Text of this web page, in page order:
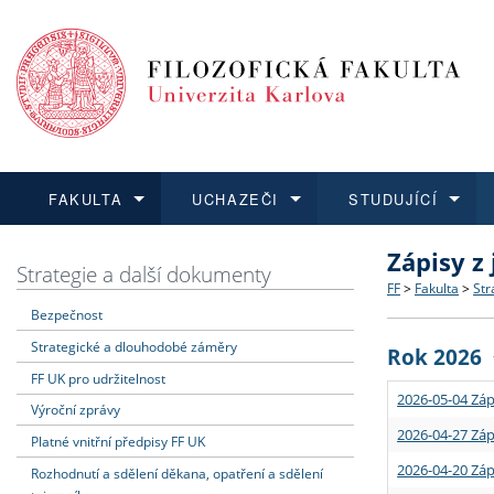
FAKULTA
Dozvědět se více
Struktura
Strategie
Podpora
UCHAZEČI
Podat přihlášku
Co
Učitelské
STUDUJÍCÍ
Dozvědět se více
Rigorózní
Dozvědět se více
O vědě a
Granty a
Dozvědět se více
Aktuální
Strategie a další dokumenty
Bezpečnost
Strategické a dlouhodobé záměry
FF UK pro udržitelnost
Výroční zprávy
Platné vnitřní předpisy FF UK
Rozhodnutí a sdělení děkana, opatření a sdělení
Zápisy
FF > Fakulta >
Rok 2026
2026-05-04
2026-04-27
2026-04-20